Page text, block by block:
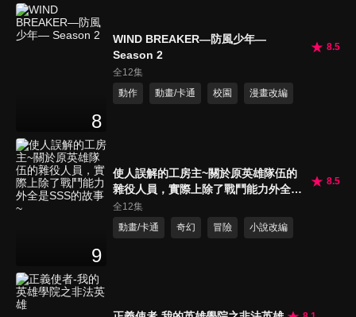
8
WIND BREAKER—防風少年—
Season 2
8.5
全12集
動作
動畫/卡通 校園 漫畫改編
9
使人誤解的工房主~關於原英雄隊伍的
雜役人員，實際上除了戰鬥能力外全是
SSS的故事~
8.5
全12集
動畫/卡通
奇幻 冒險 小說改編